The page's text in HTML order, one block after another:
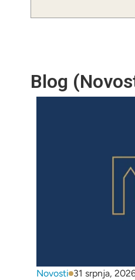
Blog
Novosti 31 srpnja,